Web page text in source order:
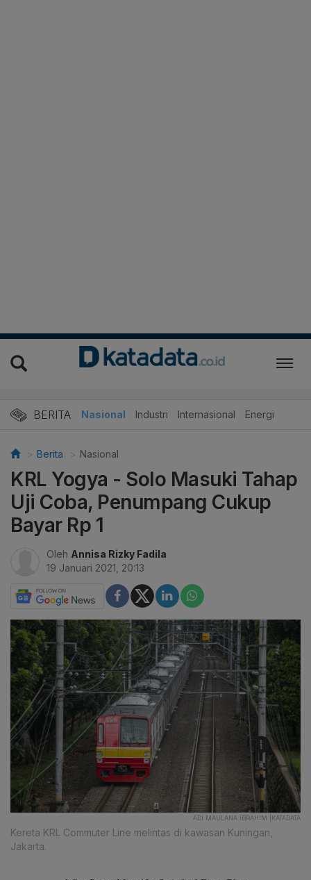
BERITA Nasional Industri Internasional Energi
Berita Nasional
KRL Yogya - Solo Masuki Tahap
Uji Coba, Penumpang Cukup
Bayar Rp 1
Oleh Annisa Rizky Fadila
19 Januari 2021, 20:13
ADI MAULANA IBRAHIM |KATADATA
Kereta KRL Commuter Line melintas di kawasan Kuningan,
Jakarta.